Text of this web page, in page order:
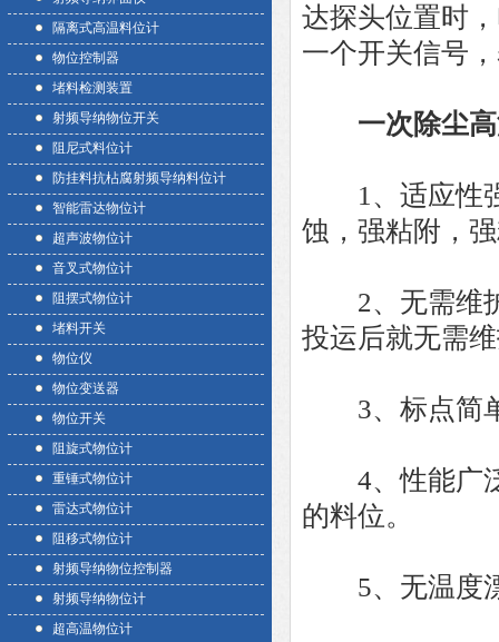
隔离式高温料位计
物位控制器
堵料检测装置
射频导纳物位开关
阻尼式料位计
防挂料抗枮腐射频导纳料位计
智能雷达物位计
超声波物位计
音叉式物位计
阻摆式物位计
堵料开关
物位仪
物位变送器
物位开关
阻旋式物位计
重锤式物位计
雷达式物位计
阻移式物位计
射频导纳物位控制器
射频导纳物位计
超高温物位计
达探头位置时
一个开关信号
一次除尘
1、适应性强
蚀，强粘附，
2、无需维护
投运后就无需
3、标点简单
4、性能广泛
的料位。
5、无温度漂